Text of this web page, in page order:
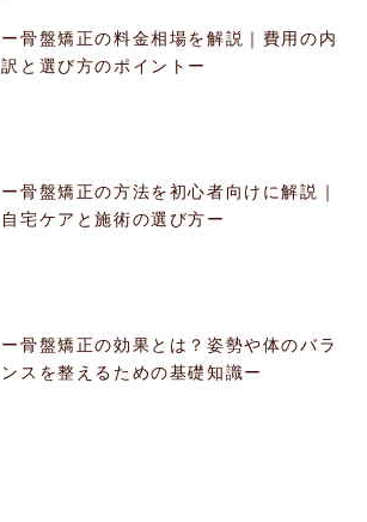
ー骨盤矯正の料金相場を解説｜費用の内
訳と選び方のポイントー
ー骨盤矯正の方法を初心者向けに解説｜
自宅ケアと施術の選び方ー
ー骨盤矯正の効果とは？姿勢や体のバラ
ンスを整えるための基礎知識ー